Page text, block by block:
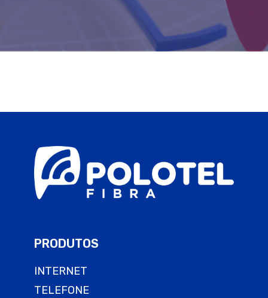
PRODUTOS
INTERNET
TELEFONE